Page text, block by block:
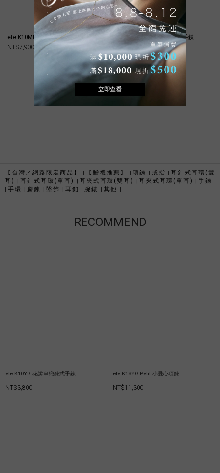
ete K10MPG 疊層雙色手鍊
NT$7,900
ete K10YG 花瓣串織鍊式手鍊
NT$5,200
【台灣／網路限定商品】 【贈禮推薦】 項鍊 戒指
耳針式耳環(雙
耳)
耳針式耳環(單耳) 耳夾式耳環(雙耳) 耳夾式耳環(單耳) 手鍊
手環 腳鍊 墜飾 耳釦 腕錶 其他
RECOMMEND
ete K10YG 花瓣串織鍊式手鍊
NT$3,800
ete K18YG Petit 小愛心項鍊
NT$11,300